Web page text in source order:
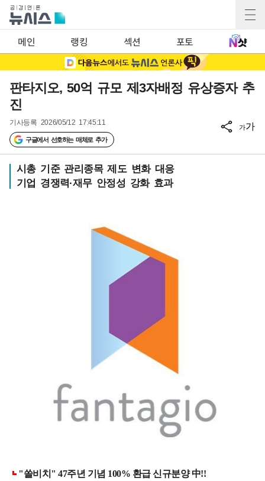
메인 랭킹 섹션 포토
판타지오, 50억 규모 제3자배정 유상증자 추
진
기사등록 2026/05/12 17:45:11
구글에서 선호하는 매체로 추가
가가
시총 기준 관리종목 제도 변화 대응
기업 경쟁력·재무 안정성 강화 효과